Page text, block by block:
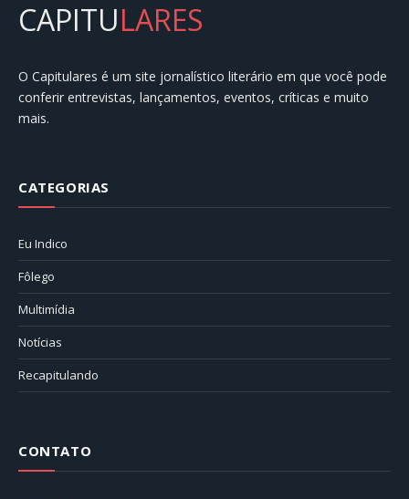
CAPITULARES
O Capitulares é um site jornalístico literário em que você pode
conferir entrevistas, lançamentos, eventos, críticas e muito
mais.
CATEGORIAS
Eu Indico
Fôlego
Multimídia
Notícias
Recapitulando
CONTATO